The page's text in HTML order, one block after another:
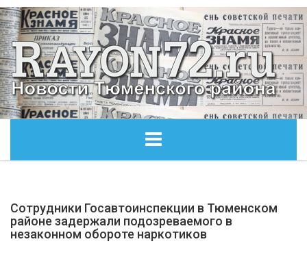
ОБЩЕСТВО
Сотрудники Госавтоинспекции в Тюменском
районе задержали подозреваемого в
незаконном обороте наркотиков